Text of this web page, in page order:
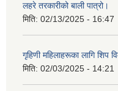
लहरे तरकारीको बाली पात्रो।
मिति: 02/13/2025 - 16:47
गृहिणी महिलाहरूका लागि शिप
मिति: 02/03/2025 - 14:21